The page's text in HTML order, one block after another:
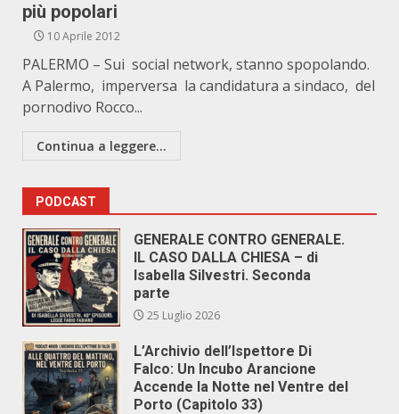
più popolari
10 Aprile 2012
PALERMO – Sui social network, stanno spopolando.
A Palermo, imperversa la candidatura a sindaco, del
pornodivo Rocco...
Continua a leggere...
PODCAST
GENERALE CONTRO GENERALE.
IL CASO DALLA CHIESA – di
Isabella Silvestri. Seconda
parte
25 Luglio 2026
L’Archivio dell’Ispettore Di
Falco: Un Incubo Arancione
Accende la Notte nel Ventre del
Porto (Capitolo 33)